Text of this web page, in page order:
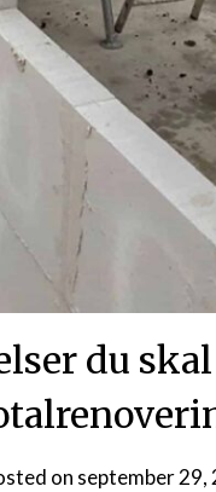
du
on september 29,